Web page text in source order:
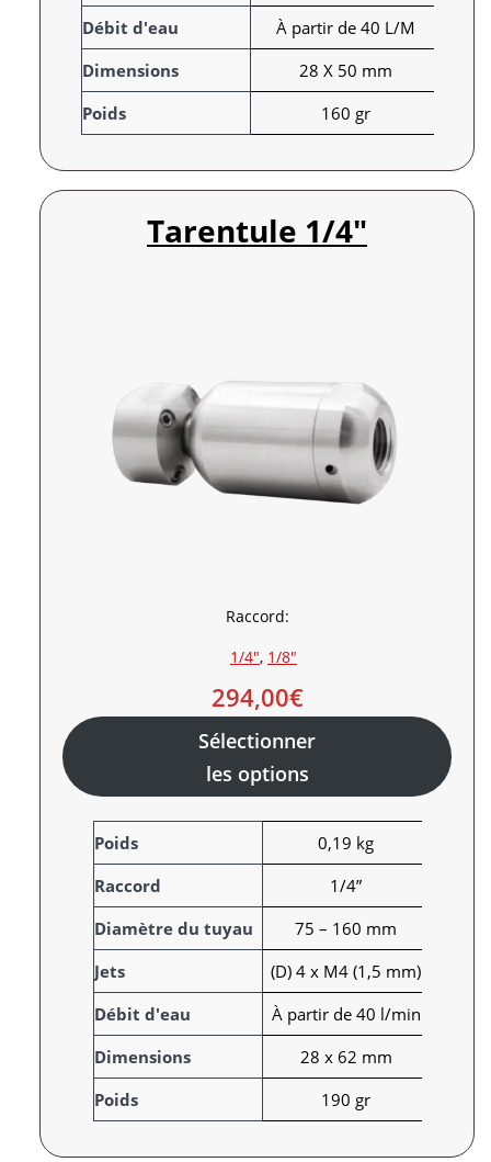
u
t
s
e
u
r
Débit d'eau
À partir de 40 L/M
Dimensions
28 X 50 mm
Poids
160 gr
Tarentule 1/4″
Raccord:
1/4″, 1/8″
294,00€
Sélectionner
les options
A
t
t
r
i
b
u
t
s
a
l
e
u
r
Poids
0,19 kg
Raccord
1/4”
Diamètre du tuyau
75 – 160 mm
Jets
(D) 4 x M4 (1,5 mm)
Débit d'eau
À partir de 40 l/min
Dimensions
28 x 62 mm
Poids
190 gr